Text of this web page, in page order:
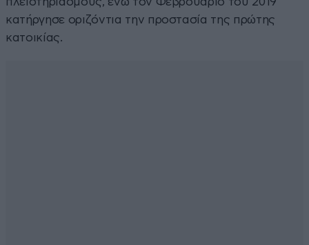
κατήργησε οριζόντια την προστασία της πρώτης
κατοικίας.